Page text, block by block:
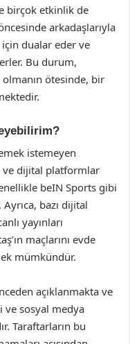
birçok etkinlik de
arkadaşlarıyla
dualar eder ve
Bu durum,
olmanın ötesinde, bir
istemeyen
ve dijital platformlar
beIN Sports gibi
bazı dijital
yayınları
maçlarını evde
mümkündür.
açıklanmakta ve
ve sosyal medya
Taraftarların bu